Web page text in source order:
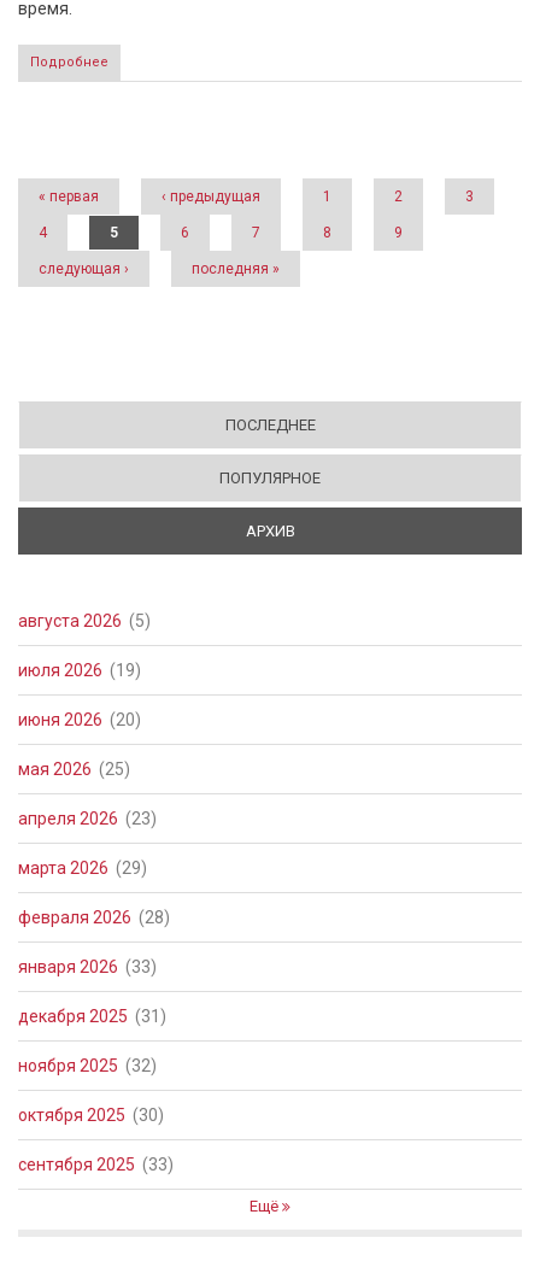
время.
Подробнее
Страницы
« первая ‹ предыдущая 1 2 3
4 5 6 7 8 9
следующая › последняя »
ПОСЛЕДНЕЕ
ПОПУЛЯРНОЕ
АРХИВ
августа 2026 (5)
июля 2026 (19)
июня 2026 (20)
мая 2026 (25)
апреля 2026 (23)
марта 2026 (29)
февраля 2026 (28)
января 2026 (33)
декабря 2025 (31)
ноября 2025 (32)
октября 2025 (30)
сентября 2025 (33)
Ещё